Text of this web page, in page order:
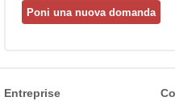
Entreprise